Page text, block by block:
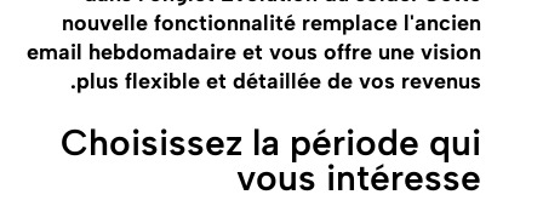
nouvelle fonctionnalité remplace l'ancien
email hebdomadaire et vous offre une vision
plus flexible et détaillée de vos revenus.
Choisissez la période qui
vous intéresse